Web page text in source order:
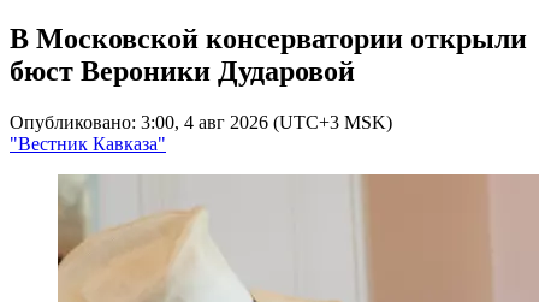
В Московской консерватории открыли
бюст Вероники Дударовой
Опубликовано: 3:00, 4 авг 2026 (UTC+3 MSK)
"Вестник Кавказа"